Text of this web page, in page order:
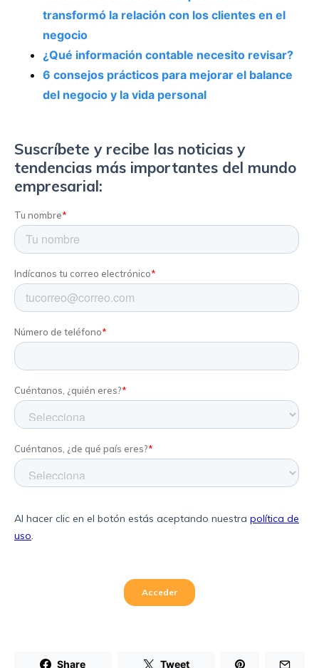
transformó la relación con los clientes en el
negocio
¿Qué información contable necesito revisar?
6 consejos prácticos para mejorar el balance
del negocio y la vida personal
Share Tweet